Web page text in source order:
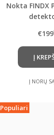
Nokta FINDX
€199
Į
Į NORŲ
Populiari